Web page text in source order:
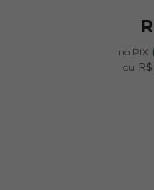
no PIX
ou